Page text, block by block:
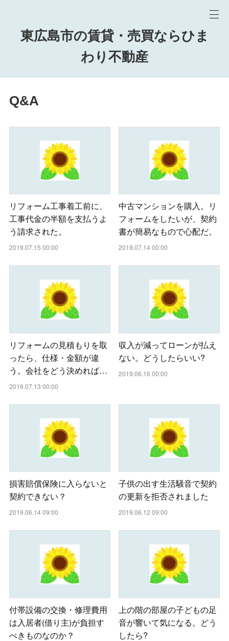
東広島市の賃貸・売買ならひま
わり不動産
Q&A
リフォーム工事着工前に、
工事代金の半額を支払うよ
う請求された。
2019.07.15 00:00
中古マンションを購入。リ
フォームをしたいが、契約
書が簡易なもので心配だ。
2019.07.14 00:00
リフォームの見積もりを取
ったら、仕様・金額が違
う。会社をどう決めれば…
2019.07.13 00:00
収入が減ってローンが払え
ない。どうしたらいい?
2019.06.16 00:00
損害賠償保険に入らないと
契約できない？
2019.06.14 09:00
子供の出す生活騒音で契約
の更新を拒否されました
2019.06.12 09:00
付帯設備の交換・修理費用
は入居者(借り主)が負担す
べきものなのか？
上の階の部屋の子どもの足
音が響いて気になる。どう
したら?